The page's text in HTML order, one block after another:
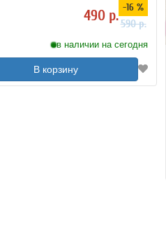
490 р. -16 %
590 р.
в наличии на сегодня
В корзину